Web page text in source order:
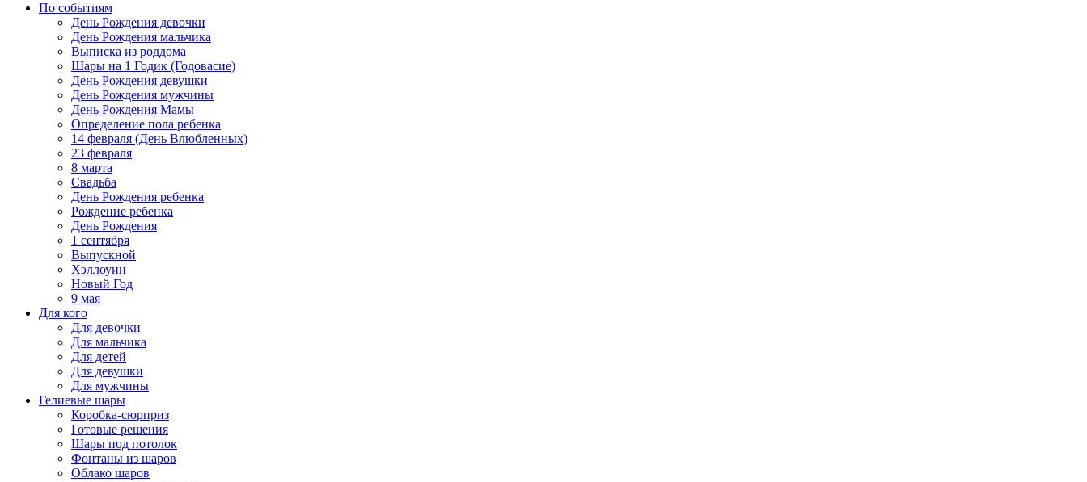
По событиям
День Рождения девочки
День Рождения мальчика
Выписка из роддома
Шары на 1 Годик (Годовасие)
День Рождения девушки
День Рождения мужчины
День Рождения Мамы
Определение пола ребенка
14 февраля (День Влюбленных)
23 февраля
8 марта
Свадьба
День Рождения ребенка
Рождение ребенка
День Рождения
1 сентября
Выпускной
Хэллоуин
Новый Год
9 мая
Для кого
Для девочки
Для мальчика
Для детей
Для девушки
Для мужчины
Гелиевые шары
Коробка-сюрприз
Готовые решения
Шары под потолок
Фонтаны из шаров
Облако шаров